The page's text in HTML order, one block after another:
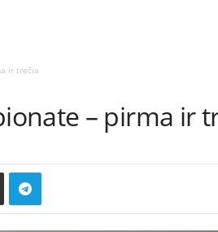
ir trečia
– pirma ir